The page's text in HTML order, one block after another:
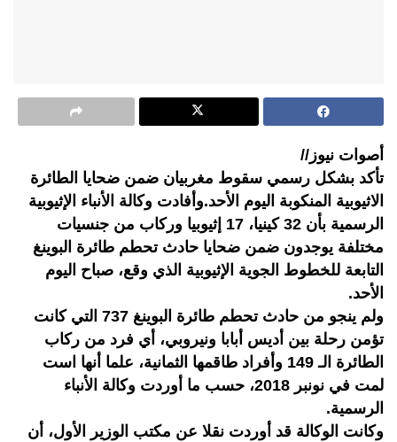
أصوات نيوز//
تأكد بشكل رسمي سقوط مغربيان ضمن ضحايا الطائرة
الاثيوبية المنكوبة اليوم الأحد.وأفادت وكالة الأنباء الإثيوبية
الرسمية بأن 32 كينيا، 17 إثيوبيا وركاب من جنسيات
مختلفة يوجدون ضمن ضحايا حادث تحطم طائرة البوينغ
التابعة للخطوط الجوية الإثيوبية الذي وقع، صباح اليوم
الأحد.
ولم ينجو من حادث تحطم طائرة البوينغ 737 التي كانت
تؤمن رحلة بين أديس أبابا ونيروبي، أي فرد من ركاب
الطائرة الـ 149 وأفراد طاقمها الثمانية، علما أنها است
لمت في نونبر 2018، حسب ما أوردت وكالة الأنباء
الرسمية.
وكانت الوكالة قد أوردت نقلا عن مكتب الوزير الأول، أن